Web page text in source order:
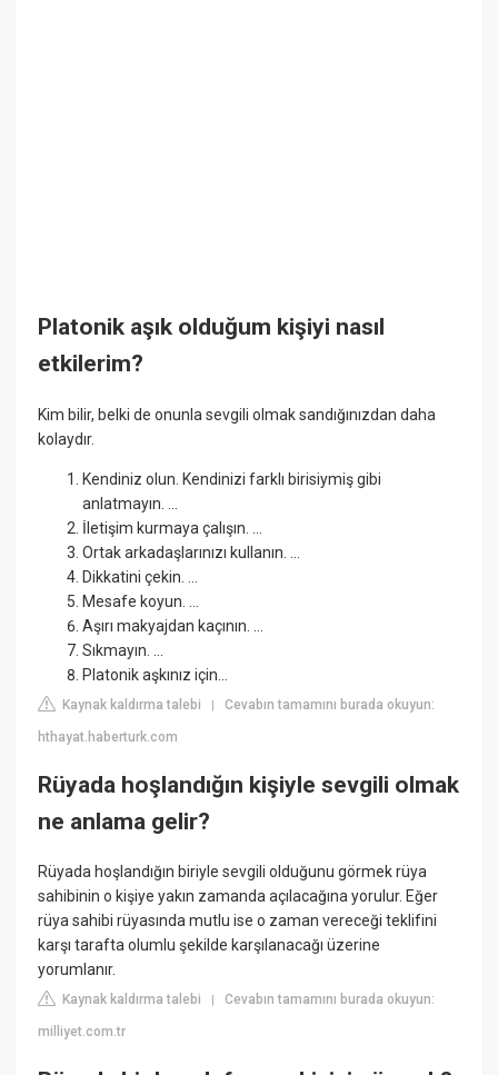
Platonik aşık olduğum kişiyi nasıl
etkilerim?
Kim bilir, belki de onunla sevgili olmak sandığınızdan daha
kolaydır.
Kendiniz olun. Kendinizi farklı birisiymiş gibi
anlatmayın. ...
İletişim kurmaya çalışın. ...
Ortak arkadaşlarınızı kullanın. ...
Dikkatini çekin. ...
Mesafe koyun. ...
Aşırı makyajdan kaçının. ...
Sıkmayın. ...
Platonik aşkınız için...
Kaynak kaldırma talebi |Cevabın tamamını burada okuyun:
hthayat.haberturk.com
Rüyada hoşlandığın kişiyle sevgili olmak
ne anlama gelir?
Rüyada hoşlandığın biriyle sevgili olduğunu görmek rüya
sahibinin o kişiye yakın zamanda açılacağına yorulur. Eğer
rüya sahibi rüyasında mutlu ise o zaman vereceği teklifini
karşı tarafta olumlu şekilde karşılanacağı üzerine
yorumlanır.
Kaynak kaldırma talebi |Cevabın tamamını burada okuyun:
milliyet.com.tr